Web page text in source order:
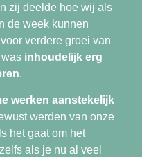
zij deelde hoe wij als
de week kunnen
verdere groei van
inhoudelijk erg
.
werken aanstekelijk
werden van onze
het gaat om het
als je nu al veel